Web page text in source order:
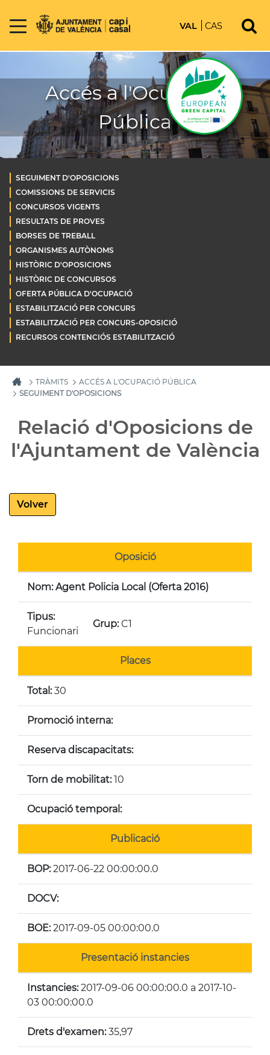
VAL CAS
Accés a l'Ocupació
Pública
SEGUIMENT D'OPOSICIONS
COMISSIONS DE SERVICIS
CONCURSOS VIGENTS
RESULTATS DE PROVES
BORSES DE TREBALL
ORGANISMES AUTÒNOMS
HISTÒRIC D'OPOSICIONS
HISTÒRIC DE CONCURSOS
OFERTA PÚBLICA D'OCUPACIÓ
ESTABILITZACIÓ PER CONCURS
ESTABILITZACIÓ PER CONCURS-OPOSICIÓ
RECURSOS CONTENCIÓS ESTABILITZACIÓ
TRÀMITS
ACCÉS A L'OCUPACIÓ PÚBLICA
SEGUIMENT D'OPOSICIONS
Relació d'Oposicions de
l'Ajuntament de València
Volver
Oposició
Nom: Agent Policia Local (Oferta 2016)
Tipus:
Funcionari
Grup:C1
Places
Total:30
Promoció interna:
Reserva discapacitats:
Torn de mobilitat:10
Ocupació temporal:
Publicació
BOP:2017-06-22 00:00:00.0
DOCV:
BOE:2017-09-05 00:00:00.0
Presentació instancies
Instancies:2017-09-06 00:00:00.0 a 2017-10-
03 00:00:00.0
Drets d'examen:35,97